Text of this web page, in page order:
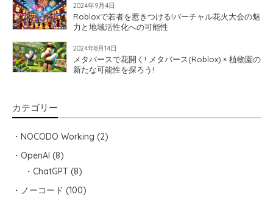
2024年9月4日
Robloxで若者を惹きつける!バーチャル花火大会の魅
力と地域活性化への可能性
2024年8月14日
メタバースで花開く! メタバース(Roblox) × 植物園の
新たな可能性を探ろう!
カテゴリー
NOCODO Working (2)
OpenAI (8)
ChatGPT (8)
ノーコード (100)